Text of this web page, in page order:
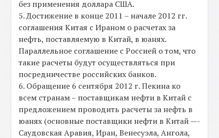
без применения доллара США.
5. Достижение в конце 2011 – начале 2012 гг.
соглашения Китая с Ираном о расчетах за
нефть, поставляемую в Китай, в юанях.
Параллельное соглашение с Россией о том, что
такие расчеты будут осуществляться при
посредничестве российских банков.
6. Обращение 6 сентября 2012 г. Пекина ко
всем странам – поставщикам нефти в Китай с
предложением проводить расчеты за нефть в
юанях (основные поставщики нефти в Китай —-
Саудовская Аравия, Иран, Венесуэла, Ангола,